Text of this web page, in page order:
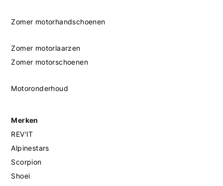
Zomer motorhandschoenen
Zomer motorlaarzen
Zomer motorschoenen
Motoronderhoud
Merken
REV'IT
Alpinestars
Scorpion
Shoei